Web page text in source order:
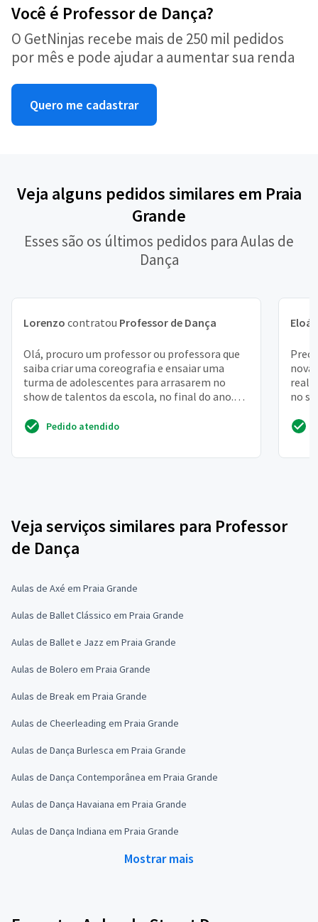
Você é Professor de Dança?
O GetNinjas recebe mais de 250 mil pedidos
por mês e pode ajudar a aumentar sua renda
Quero me cadastrar
Veja alguns pedidos similares em Praia
Grande
Esses são os últimos pedidos para Aulas de
Dança
Lorenzo contratou Professor de Dança
Olá, procuro um professor ou professora que
saiba criar uma coreografia e ensaiar uma
turma de adolescentes para arrasarem no
show de talentos da escola, no final do ano.
Pedido atendido
Eloá
no
Veja serviços similares para Professor
de Dança
Aulas de Axé em Praia Grande
Aulas de Ballet Clássico em Praia Grande
Aulas de Ballet e Jazz em Praia Grande
Aulas de Bolero em Praia Grande
Aulas de Break em Praia Grande
Aulas de Cheerleading em Praia Grande
Aulas de Dança Burlesca em Praia Grande
Aulas de Dança Contemporânea em Praia Grande
Aulas de Dança Havaiana em Praia Grande
Aulas de Dança Indiana em Praia Grande
Mostrar mais